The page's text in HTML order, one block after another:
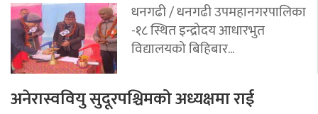
धनगढी / धनगढी उपमहानगरपालिका
-१८ स्थित इन्द्रोदय आधारभुत
विद्यालयको बिहिबार...
अनेरास्ववियु सुदूरपश्चिमको अध्यक्षमा राई